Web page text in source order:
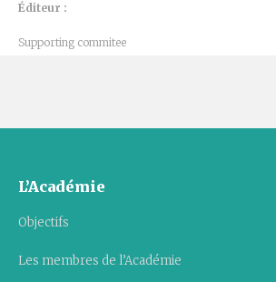
Éditeur :
Supporting commitee
L’Académie
Objectifs
Les membres de l’Académie